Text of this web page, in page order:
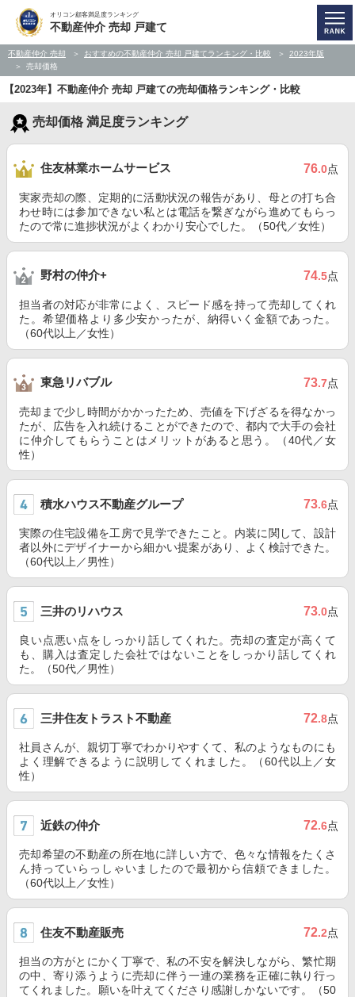
オリコン顧客満足度ランキング
不動産仲介 売却 戸建て
不動産仲介 売却 おすすめの不動産仲介 売却 戸建てランキング・比較
2023年版
売却価格
【2023年】不動産仲介 売却 戸建ての売却価格ランキング・比較
売却価格 満足度ランキング
住友林業ホームサービス 76.0点
実家売却の際、定期的に活動状況の報告があり、母との打ち合
わせ時には参加できない私とは電話を繋ぎながら進めてもらっ
たので常に進捗状況がよくわかり安心でした。（50代／女性）
野村の仲介+ 74.5点
担当者の対応が非常によく、スピード感を持って売却してくれ
た。希望価格より多少安かったが、納得いく金額であった。
（60代以上／女性）
東急リバブル 73.7点
売却まで少し時間がかかったため、売値を下げざるを得なかっ
たが、広告を入れ続けることができたので、都内で大手の会社
に仲介してもらうことはメリットがあると思う。（40代／女
性）
積水ハウス不動産グループ 73.6点
実際の住宅設備を工房で見学できたこと。内装に関して、設計
者以外にデザイナーから細かい提案があり、よく検討できた。
（60代以上／男性）
三井のリハウス 73.0点
良い点悪い点をしっかり話してくれた。売却の査定が高くて
も、購入は査定した会社ではないことをしっかり話してくれ
た。（50代／男性）
三井住友トラスト不動産 72.8点
社員さんが、親切丁寧でわかりやすくて、私のようなものにも
よく理解できるように説明してくれました。（60代以上／女
性）
近鉄の仲介 72.6点
売却希望の不動産の所在地に詳しい方で、色々な情報をたくさ
ん持っていらっしゃいましたので最初から信頼できました。
（60代以上／女性）
住友不動産販売 72.2点
担当の方がとにかく丁寧で、私の不安を解決しながら、繁忙期
の中、寄り添うように売却に伴う一連の業務を正確に執り行っ
てくれました。願いを叶えてくださり感謝しかないです。（50